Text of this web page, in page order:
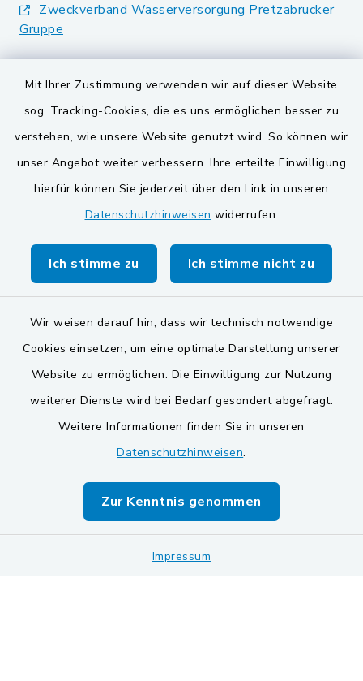
Mit Ihrer Zustimmung verwenden wir auf dieser Website
sog. Tracking-Cookies, die es uns ermöglichen besser zu
verstehen, wie unsere Website genutzt wird. So können wir
unser Angebot weiter verbessern. Ihre erteilte Einwilligung
hierfür können Sie jederzeit über den Link in unseren
Datenschutzhinweisen widerrufen.
Ich stimme zu Ich stimme nicht zu
Wir weisen darauf hin, dass wir technisch notwendige
Cookies einsetzen, um eine optimale Darstellung unserer
Website zu ermöglichen. Die Einwilligung zur Nutzung
weiterer Dienste wird bei Bedarf gesondert abgefragt.
Weitere Informationen finden Sie in unseren
Datenschutzhinweisen.
Zur Kenntnis genommen
Impressum
Zweckverband Wasserversorgung Pretzabrucker
Gruppe
Landkreis Schwandorf
VG und Gemeinden
Gemeinde Schwarzach bei Nabburg
Gemeinde Stulln
Verwaltungsgemeinschaft Schwarzenfeld
Barrierefreiheit
Impressum
Sitemap